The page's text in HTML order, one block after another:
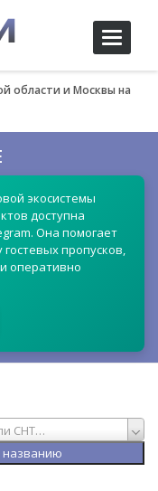
Toggle
области и Москвы на
экосистемы
доступна
Она помогает
пропусков,
оперативно
СНТ…